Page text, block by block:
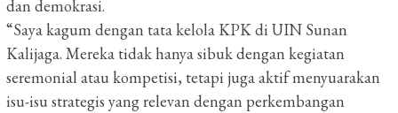
dan demokrasi.
“Saya kagum dengan tata kelola KPK di UIN Sunan
Kalijaga. Mereka tidak hanya sibuk dengan kegiatan
seremonial atau kompetisi, tetapi juga aktif menyuarakan
isu-isu strategis yang relevan dengan perkembangan